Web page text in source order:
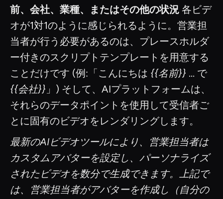
前、会社、業種、またはその他の状況 各ビデ
オが1対1のように感じられるように。営業担
当者が行う必要があるのは、プレースホルダ
ー付きのスクリプトテンプレートを用意する
ことだけです (例:「こんにちは {{名前}} ... で
{{会社}} 」) そして、AIプラットフォームは、
それらのデータポイントを使用して受信者ご
とに固有のビデオをレンダリングします。
最新のAIビデオツールにより、営業担当者は
カスタムアバターを設定し、パーソナライズ
されたビデオを数分で生成できます。上記で
は、営業担当者がアバターを作成し（自分の